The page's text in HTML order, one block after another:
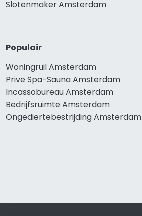
Slotenmaker Amsterdam
Populair
Woningruil Amsterdam
Prive Spa-Sauna Amsterdam
Incassobureau Amsterdam
Bedrijfsruimte Amsterdam
Ongediertebestrijding Amsterdam